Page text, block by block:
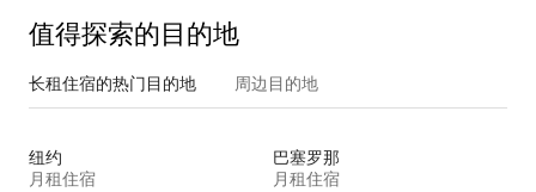
值得探索的目的地
长租住宿的热门目的地 周边目的地
纽约
月租住宿
巴塞罗那
月租住宿